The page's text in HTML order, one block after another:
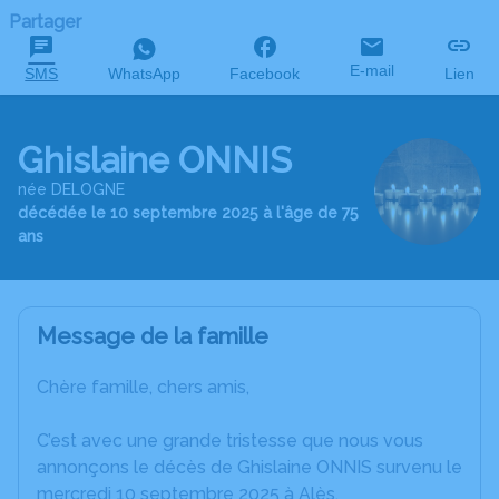
Partager
SMS WhatsApp Facebook E-mail Lien
Ghislaine ONNIS
née DELOGNE
décédée le 10 septembre 2025 à l'âge de 75
ans
Message de la famille
Chère famille, chers amis,
C’est avec une grande tristesse que nous vous
annonçons le décès de Ghislaine ONNIS survenu le
mercredi 10 septembre 2025 à Alès.